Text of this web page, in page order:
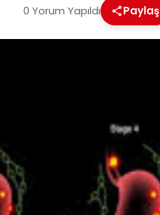
0 Yorum Yapıldı Paylaş